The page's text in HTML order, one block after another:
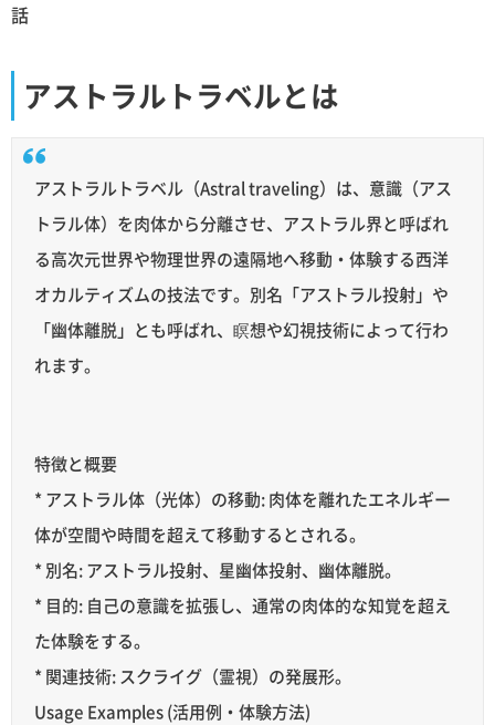
話
アストラルトラベルとは
アストラルトラベル（Astral traveling）は、意識（アス
トラル体）を肉体から分離させ、アストラル界と呼ばれ
る高次元世界や物理世界の遠隔地へ移動・体験する西洋
オカルティズムの技法です。別名「アストラル投射」や
「幽体離脱」とも呼ばれ、瞑想や幻視技術によって行わ
れます。
特徴と概要
* アストラル体（光体）の移動: 肉体を離れたエネルギー
体が空間や時間を超えて移動するとされる。
* 別名: アストラル投射、星幽体投射、幽体離脱。
* 目的: 自己の意識を拡張し、通常の肉体的な知覚を超え
た体験をする。
* 関連技術: スクライグ（霊視）の発展形。
Usage Examples (活用例・体験方法)